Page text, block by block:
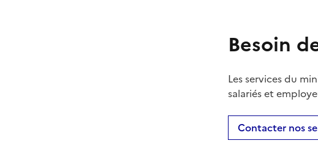
Besoin
Les services du
salariés et
Contacter nos